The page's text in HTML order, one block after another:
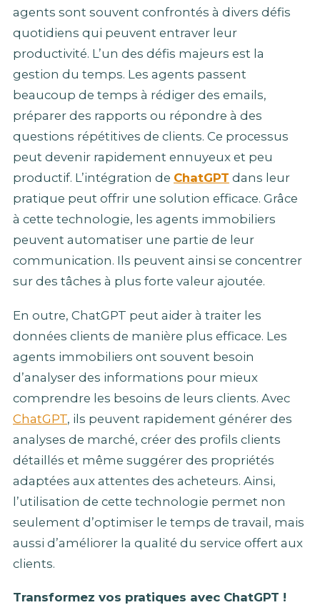
agents sont souvent confrontés à divers défis
quotidiens qui peuvent entraver leur
productivité. L’un des défis majeurs est la
gestion du temps. Les agents passent
beaucoup de temps à rédiger des emails,
préparer des rapports ou répondre à des
questions répétitives de clients. Ce processus
peut devenir rapidement ennuyeux et peu
productif. L’intégration de ChatGPT dans leur
pratique peut offrir une solution efficace. Grâce
à cette technologie, les agents immobiliers
peuvent automatiser une partie de leur
communication. Ils peuvent ainsi se concentrer
sur des tâches à plus forte valeur ajoutée.
En outre, ChatGPT peut aider à traiter les
données clients de manière plus efficace. Les
agents immobiliers ont souvent besoin
d’analyser des informations pour mieux
comprendre les besoins de leurs clients. Avec
ChatGPT, ils peuvent rapidement générer des
analyses de marché, créer des profils clients
détaillés et même suggérer des propriétés
adaptées aux attentes des acheteurs. Ainsi,
l’utilisation de cette technologie permet non
seulement d’optimiser le temps de travail, mais
aussi d’améliorer la qualité du service offert aux
clients.
Transformez vos pratiques avec ChatGPT !